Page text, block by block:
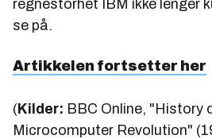
regnestorhet IBM ikke lenger
se på.
Artikkelen fortsetter her
(Kilder: BBC Online, "History
Microcomputer Revolution"